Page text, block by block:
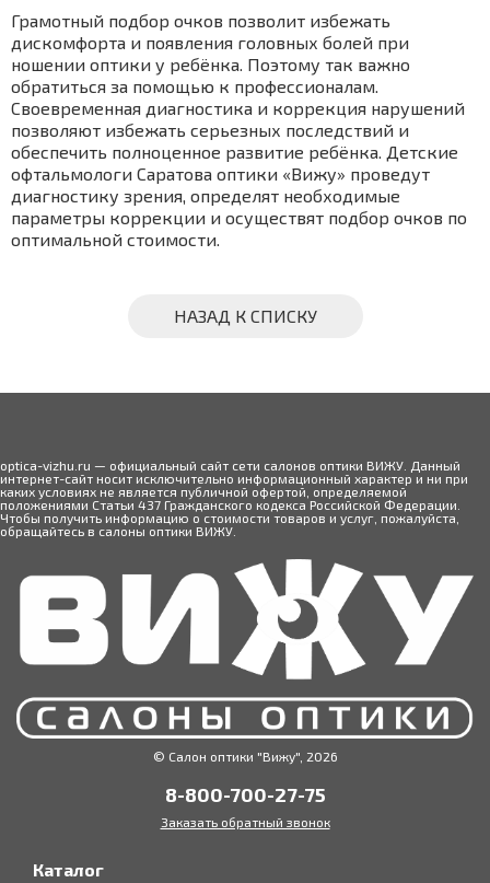
Грамотный подбор очков позволит избежать
дискомфорта и появления головных болей при
ношении оптики у ребёнка. Поэтому так важно
обратиться за помощью к профессионалам.
Своевременная диагностика и коррекция нарушений
позволяют избежать серьезных последствий и
обеспечить полноценное развитие ребёнка. Детские
офтальмологи Саратова оптики «Вижу» проведут
диагностику зрения, определят необходимые
параметры коррекции и осуществят подбор очков по
оптимальной стоимости.
НАЗАД К СПИСКУ
optica-vizhu.ru — официальный сайт сети салонов оптики ВИЖУ. Данный
интернет-сайт носит исключительно информационный характер и ни при
каких условиях не является публичной офертой, определяемой
положениями Статьи 437 Гражданского кодекса Российской Федерации.
Чтобы получить информацию о стоимости товаров и услуг, пожалуйста,
обращайтесь в салоны оптики ВИЖУ.
© Салон оптики "Вижу", 2026
8-800-700-27-75
Заказать обратный звонок
Каталог